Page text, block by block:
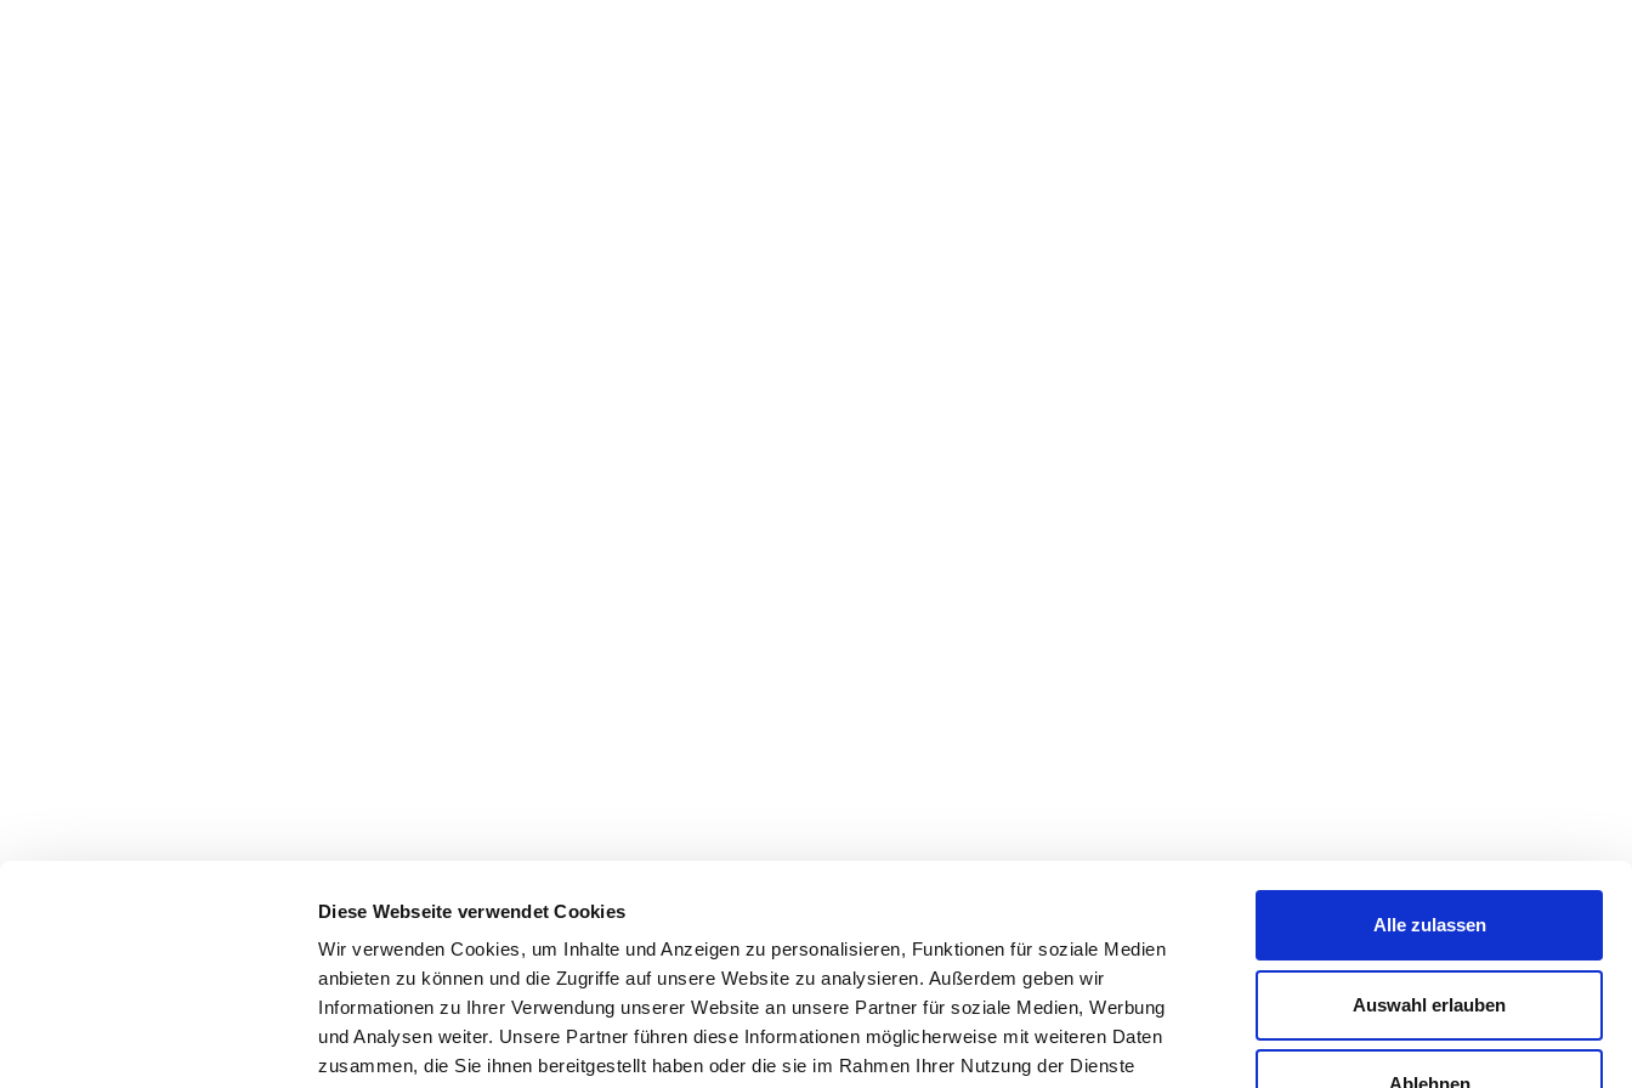
Diese Webseite verwendet Cookies
Wir verwenden Cookies, um Inhalte und Anzeigen zu personalisieren, Funktionen für soziale Medien
anbieten zu können und die Zugriffe auf unsere Website zu analysieren. Außerdem geben wir
Informationen zu Ihrer Verwendung unserer Website an unsere Partner für soziale Medien, Werbung
und Analysen weiter. Unsere Partner führen diese Informationen möglicherweise mit weiteren Daten
zusammen, die Sie ihnen bereitgestellt haben oder die sie im Rahmen Ihrer Nutzung der Dienste
Alle zulassen
Auswahl erlauben
Ablehnen